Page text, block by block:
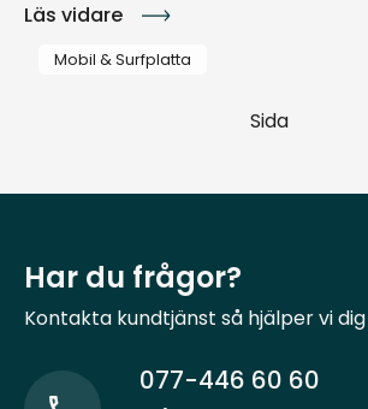
Läs vidare
Mobil & Surfplatta
Sida
Har du frågor?
Kontakta kundtjänst så hjälper vi
077-446 60 60